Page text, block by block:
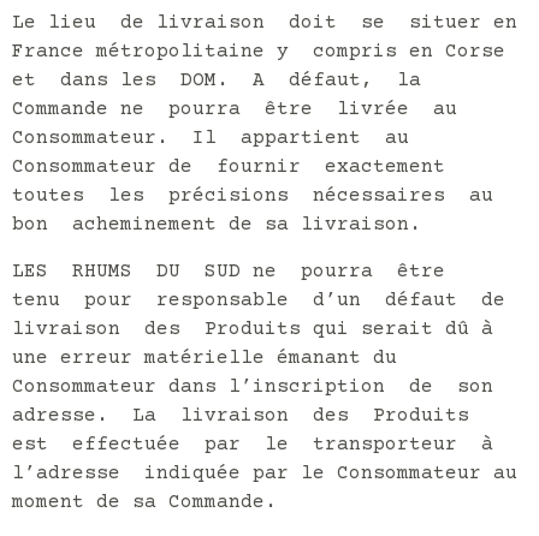
Le lieu de livraison doit se situer en
France métropolitaine y compris en Corse
et dans les DOM. A défaut, la
Commande ne pourra être livrée au
Consommateur. Il appartient au
Consommateur de fournir exactement
toutes les précisions nécessaires au
bon acheminement de sa livraison.
LES RHUMS DU SUD ne pourra être
tenu pour responsable d’un défaut de
livraison des Produits qui serait dû à
une erreur matérielle émanant du
Consommateur dans l’inscription de son
adresse. La livraison des Produits
est effectuée par le transporteur à
l’adresse indiquée par le Consommateur au
moment de sa Commande.